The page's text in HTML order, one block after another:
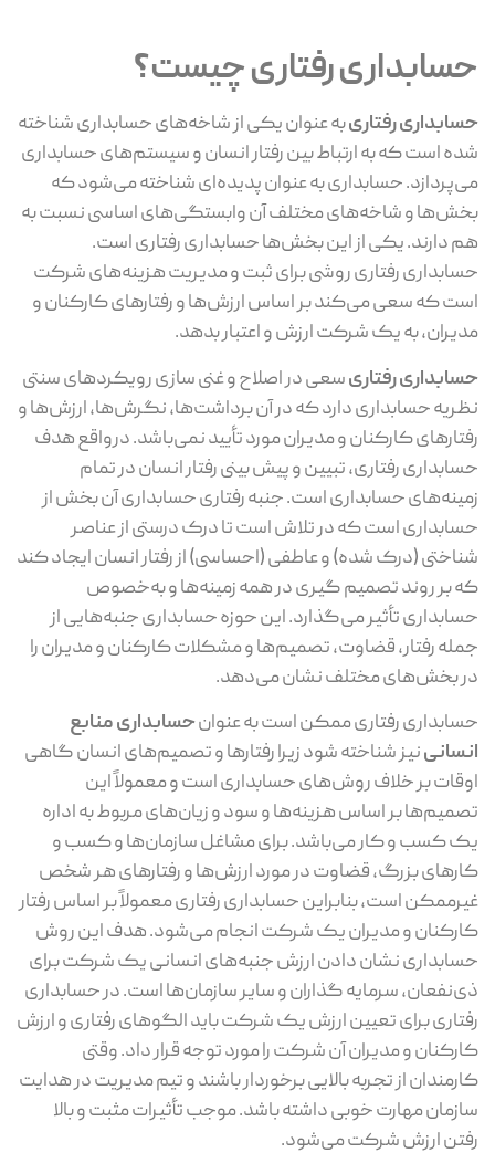
حسابداری رفتاری چیست؟
حسابداری رفتاریبه عنوان یکی از شاخه‌‌‌های حسابداری شناخته
شده است که به ارتباط بین رفتار انسان و سیستم‌های حسابداری
می‌پردازد. حسابداری به عنوان پدیده‌‌ای شناخته می‌شود که
بخش‌ها و شاخه‌های مختلف آن وابستگی‌های اساسی نسبت به
هم دارند. یکی از این بخش‌ها حسابداری رفتاری است.
حسابداری رفتاری روشی برای ثبت و مدیریت هزینه‌های شرکت
است که سعی می‌کند بر اساس ارزش‌ها و رفتارهای کارکنان و
مدیران، به یک شرکت ارزش و اعتبار بدهد.
حسابداری رفتاریسعی در اصلاح و غنی سازی رویکردهای سنتی
نظریه حسابداری دارد که در آن برداشت‌ها، نگرش‌ها، ارزش‌ها و
رفتارهای کارکنان و مدیران مورد تأیید نمی‌باشد. درواقع هدف
حسابداری رفتاری، تبیین و پیش بینی رفتار انسان در تمام
زمینه‌های حسابداری است. جنبه رفتاری حسابداری آن بخش از
حسابداری است که در تلاش است تا درک درستی از عناصر
شناختی (درک شده) و عاطفی (احساسی) از رفتار انسان ایجاد کند
که بر روند تصمیم گیری در همه زمینه‌ها و به‌خصوص
حسابداری تأثیر می‌گذارد. این حوزه حسابداری جنبه‌هایی از
جمله رفتار، قضاوت، تصمیم‌ها و مشکلات کارکنان و مدیران را
در بخش‌های مختلف نشان می‌دهد.
حسابداری رفتاری ممکن است به عنوانحسابداری منابع
انسانینیز شناخته شود زیرا رفتارها و تصمیم‌های انسان گاهی
اوقات بر خلاف روش‌های حسابداری است و معمولاً این
تصمیم‌ها بر اساس هزینه‌ها و سود و زیان‌های مربوط به اداره
یک کسب و کار می‌باشد. برای مشاغل سازمان‌ها و کسب و
کار‌های بزرگ، قضاوت در مورد ارزش‌ها و رفتارهای هر شخص
غیرممکن است، بنابراین حسابداری رفتاری معمولاً بر اساس رفتار
کارکنان و مدیران یک شرکت انجام می‌شود. هدف این روش
حسابداری نشان دادن ارزش جنبه‌های انسانی یک شرکت برای
ذی‌نفعان، سرمایه گذاران و سایر سازمان‌ها است. در حسابداری
رفتاری برای تعیین ارزش یک شرکت باید الگو‌های رفتاری و ارزش
کارکنان و مدیران آن شرکت را مورد توجه قرار داد. وقتی
کارمندان از تجربه بالایی برخوردار باشند و تیم مدیریت در هدایت
سازمان مهارت خوبی داشته باشد. موجب تأثیرات مثبت و بالا
رفتن ارزش شرکت می‌شود.